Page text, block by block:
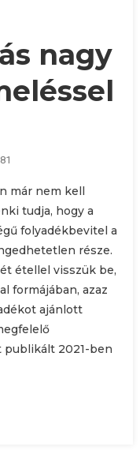
nagy
már nem kell
tudja, hogy a
folyadékbevitel a
része.
étellel visszük be,
formájában, azaz
ajánlott
2021-ben